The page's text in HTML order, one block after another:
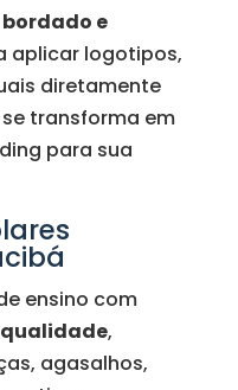
e
aplicar logotipos,
diretamente
transforma em
para sua
ensino com
qualidade,
agasalhos,